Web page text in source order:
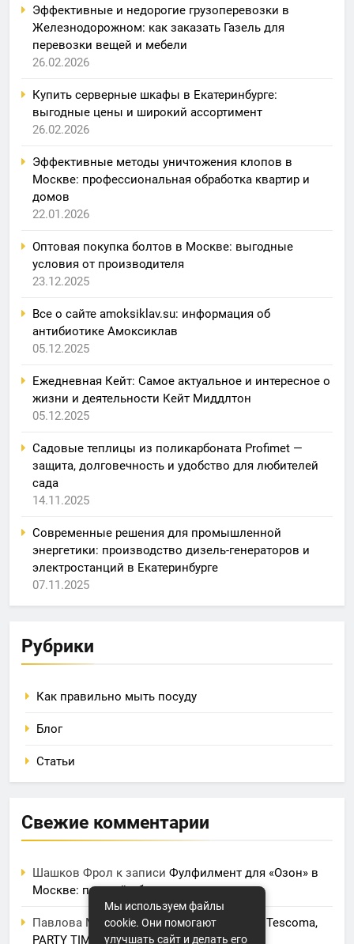
Эффективные и недорогие грузоперевозки в
Железнодорожном: как заказать Газель для
перевозки вещей и мебели
26.02.2026
Купить серверные шкафы в Екатеринбурге:
выгодные цены и широкий ассортимент
26.02.2026
Эффективные методы уничтожения клопов в
Москве: профессиональная обработка квартир и
домов
22.01.2026
Оптовая покупка болтов в Москве: выгодные
условия от производителя
23.12.2025
Все о сайте amoksiklav.su: информация об
антибиотике Амоксиклав
05.12.2025
Ежедневная Кейт: Самое актуальное и интересное о
жизни и деятельности Кейт Миддлтон
05.12.2025
Садовые теплицы из поликарбоната Profimet —
защита, долговечность и удобство для любителей
сада
14.11.2025
Современные решения для промышленной
энергетики: производство дизель-генераторов и
электростанций в Екатеринбурге
07.11.2025
Рубрики
Как правильно мыть посуду
Блог
Статьи
Свежие комментарии
Шашков Фрол к записи Фулфилмент для «Озон» в
Москве: полный обзор услуг и цен
Павлова Маринак записиЭлектрогриль Tescoma,
PARTY TIME
Мы используем файлы
cookie. Они помогают
улучшать сайт и делать его